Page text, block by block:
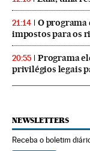
21:14
O programa
impostos para os
20:55
Programa
privilégios legais
NEWSLETTERS
Receba o boletim